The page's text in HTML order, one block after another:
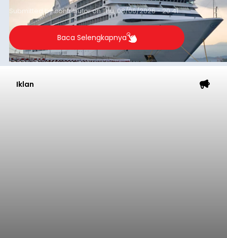
Submitted bycontributoronThu, 08/06/2026 - 20:41
Baca Selengkapnya
Iklan